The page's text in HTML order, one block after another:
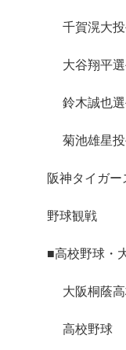
千賀滉大
大谷翔平
鈴木誠也
菊池雄星
阪神タイガー
野球観戦
■高校野球・
大阪桐蔭
高校野球